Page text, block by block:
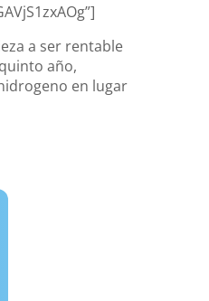
a ser rentable
año,
en lugar